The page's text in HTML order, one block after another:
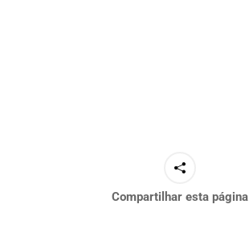
Compartilhar esta página